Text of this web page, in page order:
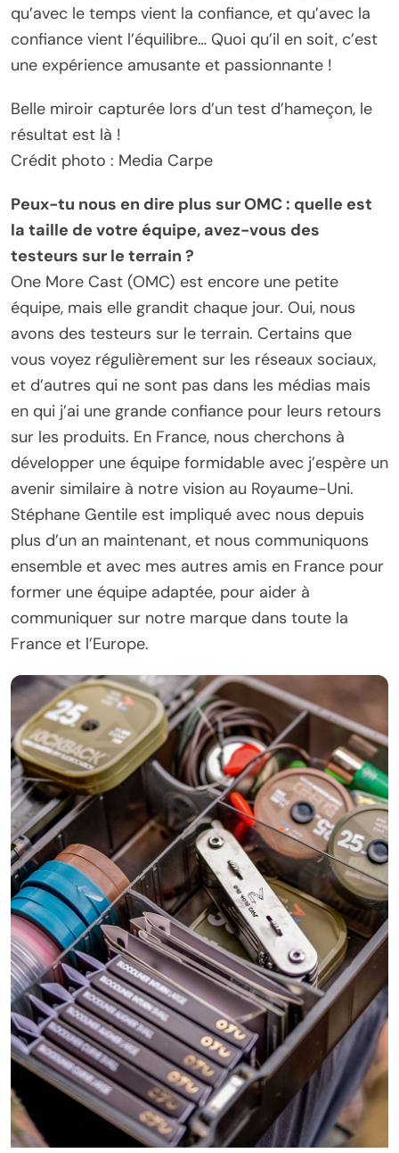
qu’avec le temps vient la confiance, et qu’avec la
confiance vient l’équilibre… Quoi qu’il en soit, c’est
une expérience amusante et passionnante !
Belle miroir capturée lors d’un test d’hameçon, le
résultat est là !
Crédit photo : Media Carpe
Peux-tu nous en dire plus sur OMC : quelle est
la taille de votre équipe, avez-vous des
testeurs sur le terrain ?
One More Cast (OMC) est encore une petite
équipe, mais elle grandit chaque jour. Oui, nous
avons des testeurs sur le terrain. Certains que
vous voyez régulièrement sur les réseaux sociaux,
et d’autres qui ne sont pas dans les médias mais
en qui j’ai une grande confiance pour leurs retours
sur les produits. En France, nous cherchons à
développer une équipe formidable avec j’espère un
avenir similaire à notre vision au Royaume-Uni.
Stéphane Gentile est impliqué avec nous depuis
plus d’un an maintenant, et nous communiquons
ensemble et avec mes autres amis en France pour
former une équipe adaptée, pour aider à
communiquer sur notre marque dans toute la
France et l’Europe.